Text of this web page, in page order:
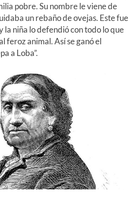
pobre. Su nombre le viene de
un rebaño de ovejas. Este fue
la niña lo defendió con todo lo que
feroz animal. Así se ganó el
a Loba”.